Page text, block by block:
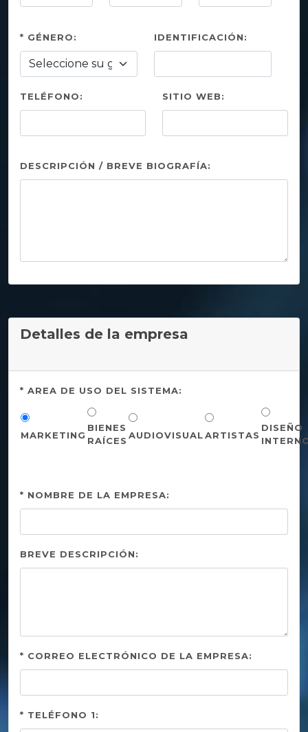
* GÉNERO: IDENTIFICACIÓN:
TELÉFONO: SITIO WEB:
DESCRIPCIÓN / BREVE BIOGRAFÍA:
Detalles de la empresa
* AREA DE USO DEL SISTEMA:
MARKETING
BIENES
RAÍCES AUDIOVISUALARTISTAS
DISEÑO
* NOMBRE DE LA EMPRESA:
BREVE DESCRIPCIÓN:
* CORREO ELECTRÓNICO DE LA EMPRESA:
* TELÉFONO 1: